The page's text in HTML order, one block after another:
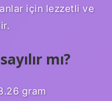
için lezzetli ve
mı?
gram